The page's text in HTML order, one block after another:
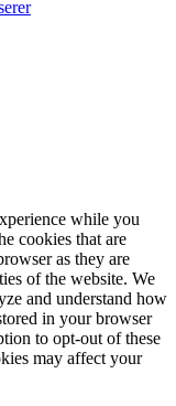
while you
cookies that are
as they are
of the website. We
and understand how
in your browser
to opt-out of these
may affect your